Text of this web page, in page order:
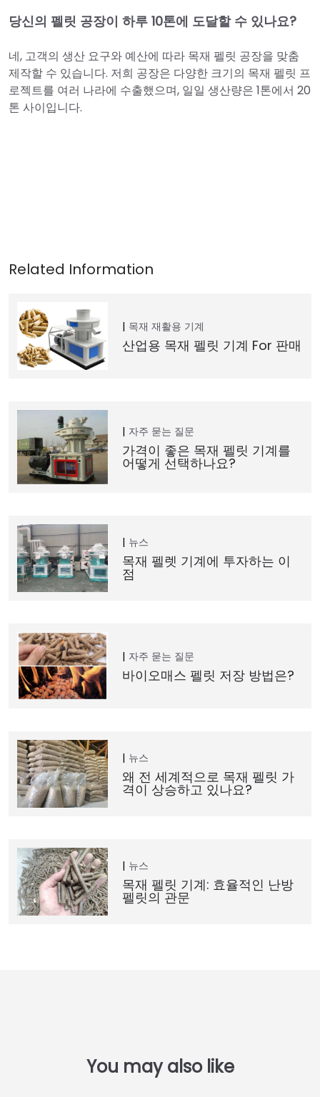
당신의 펠릿 공장이 하루 10톤에 도달할 수 있나요?
네, 고객의 생산 요구와 예산에 따라 목재 펠릿 공장을 맞춤
제작할 수 있습니다. 저희 공장은 다양한 크기의 목재 펠릿 프
로젝트를 여러 나라에 수출했으며, 일일 생산량은 1톤에서 20
톤 사이입니다.
목재 재활용 기계
산업용 목재 펠릿 기계 For 판매
자주 묻는 질문
가격이 좋은 목재 펠릿 기계를
어떻게 선택하나요?
뉴스
목재 펠렛 기계에 투자하는 이
점
자주 묻는 질문
바이오매스 펠릿 저장 방법은?
뉴스
왜 전 세계적으로 목재 펠릿 가
격이 상승하고 있나요?
뉴스
목재 펠릿 기계: 효율적인 난방
펠릿의 관문